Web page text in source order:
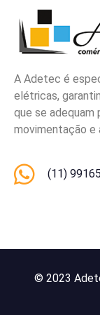
A Adetec é
elétricas,
que se
movimentação e
(11)
© 2023